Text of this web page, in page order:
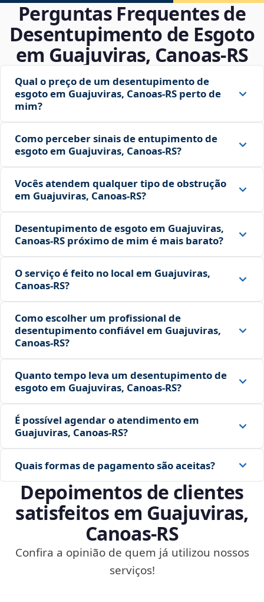
Perguntas Frequentes de
Desentupimento de Esgoto
em Guajuviras, Canoas‑RS
Qual o preço de um desentupimento de
esgoto em Guajuviras, Canoas‑RS perto de
mim?
Como perceber sinais de entupimento de
esgoto em Guajuviras, Canoas‑RS?
Vocês atendem qualquer tipo de obstrução
em Guajuviras, Canoas‑RS?
Desentupimento de esgoto em Guajuviras,
Canoas‑RS próximo de mim é mais barato?
O serviço é feito no local em Guajuviras,
Canoas‑RS?
Como escolher um profissional de
desentupimento confiável em Guajuviras,
Canoas‑RS?
Quanto tempo leva um desentupimento de
esgoto em Guajuviras, Canoas‑RS?
É possível agendar o atendimento em
Guajuviras, Canoas‑RS?
Quais formas de pagamento são aceitas?
Depoimentos de clientes
satisfeitos em Guajuviras,
Canoas‑RS
Confira a opinião de quem já utilizou nossos
serviços!